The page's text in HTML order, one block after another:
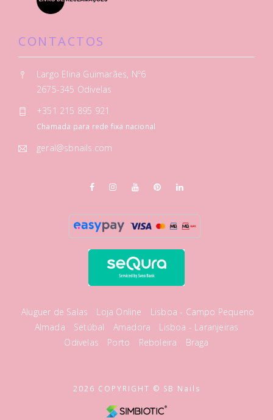
CONTACTOS
Largo Elina Guimarães, Nº6
2675-345 Odivelas
+351 215 895 921
Chamada para rede fixa nacional
geral@sbnails.com
Aluguer de Salas Loja Online
Lisboa - Campo Pequeno
Almada
Setúbal Amadora
Lisboa - Laranjeiras
Odivelas
Porto Reboleira Braga
2026 COPYRIGHT © SB Nails